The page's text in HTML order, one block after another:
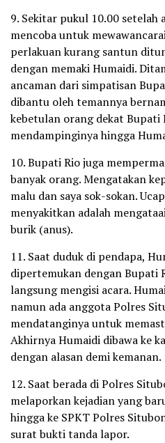
9. Sekitar pukul 10.00 setelah
mencoba untuk
perlakuan kurang santun
dengan memaki Humaidi.
ancaman dari simpatisan
dibantu oleh temannya
kebetulan orang dekat Bupati
mendampinginya hingga
10. Bupati Rio juga
banyak orang. Mengatakan
malu dan saya sok-sokan.
menyakitkan adalah
burik (anus).
11. Saat duduk di pendapa,
dipertemukan dengan Bupati
langsung mengisi acara.
namun ada anggota Polres
mendatanginya untuk
Akhirnya Humaidi dibawa ke
dengan alasan demi kemanan.
12. Saat berada di Polres
melaporkan kejadian yang
hingga ke SPKT Polres
surat bukti tanda lapor.